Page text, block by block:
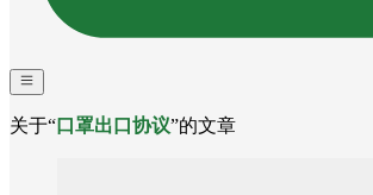
关于“口罩出口协议”的文章